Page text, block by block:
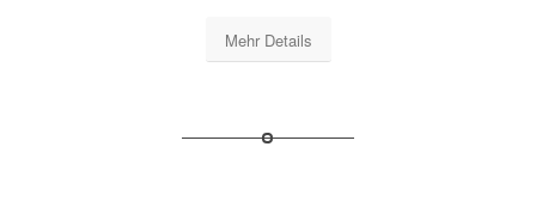
Mehr Details